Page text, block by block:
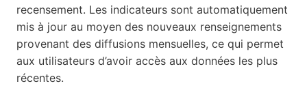
recensement. Les indicateurs sont automatiquement
mis à jour au moyen des nouveaux renseignements
provenant des diffusions mensuelles, ce qui permet
aux utilisateurs d’avoir accès aux données les plus
récentes.